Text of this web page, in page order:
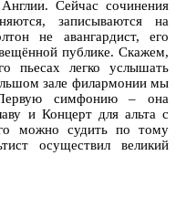
Сейчас сочинения
записываются на
не авангардист, его
публике. Скажем,
пьесах легко услышать
зале филармонии мы
симфонию – она
и Концерт для альта с
можно судить по тому
осуществил великий